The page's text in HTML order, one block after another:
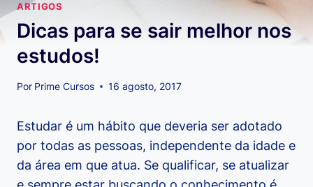
ARTIGOS
Dicas para se sair melhor nos
estudos!
Por Prime Cursos 16 agosto, 2017
Estudar é um hábito que deveria ser adotado
por todas as pessoas, independente da idade e
da área em que atua. Se qualificar, se atualizar